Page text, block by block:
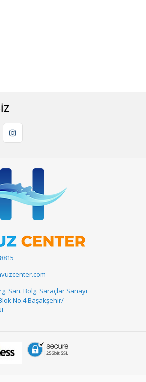
San. Bölg. Saraçlar Sanayi
No.4 Başakşehir/